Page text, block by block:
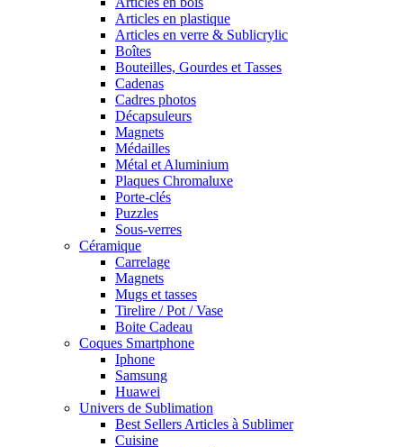
Articles en plastique
Articles en verre & Sublicrylic
Boîtes
Bouteilles, Gourdes et Tasses
Cadenas
Cadres photos
Décapsuleurs
Magnets
Médailles
Métal et Aluminium
Plaques Chromaluxe
Porte-clés
Puzzles
Sous-verres
Céramique
Carrelage
Magnets
Mugs et tasses
Tirelire / Pot / Vase
Boite Cadeau
Coques Smartphone
Iphone
Samsung
Huawei
Univers de Sublimation
Best Sellers Articles à Sublimer
Cuisine